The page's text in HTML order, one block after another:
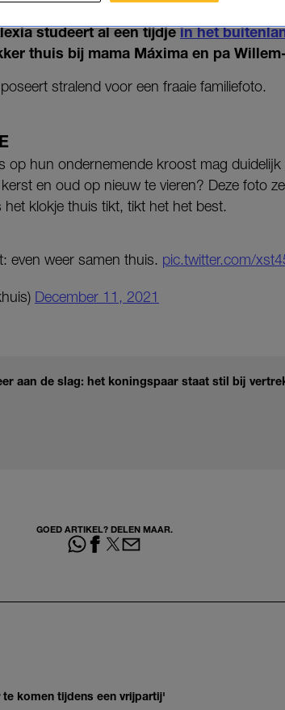
ook onze prinsessen.
studeert al een tijdjein het
thuis bij mama Máxima en pa
stralend voor een fraaie familiefoto.
op hun ondernemende kroost mag
en oud op nieuw te vieren? Deze foto
klokje thuis tikt, tikt het het best.
even weer samen thuis. pic.twitter.com/
December 11, 2021
aan de slag: het koningspaar staat stil bij
GOED ARTIKEL? DELEN MAAR.
komen tijdens een vrijpartij'